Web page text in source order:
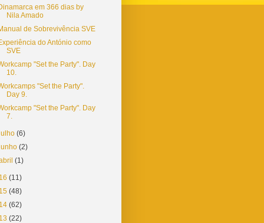
em 366 dias by
Nila Amado
de Sobrevivência SVE
do António como
SVE
"Set the Party". Day
10.
"Set the Party".
Day 9.
"Set the Party". Day
7.
(6)
(2)
(1)
(11)
(48)
(62)
(22)